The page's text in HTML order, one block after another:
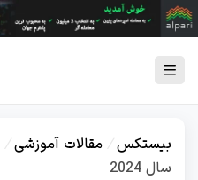
بیستکس مقالات آموزشی
سال 2024